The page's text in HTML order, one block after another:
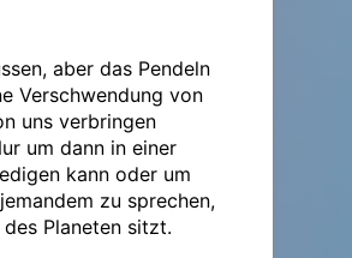
aber das Pendeln
Verschwendung von
uns verbringen
um dann in einer
kann oder um
zu sprechen,
Planeten sitzt.